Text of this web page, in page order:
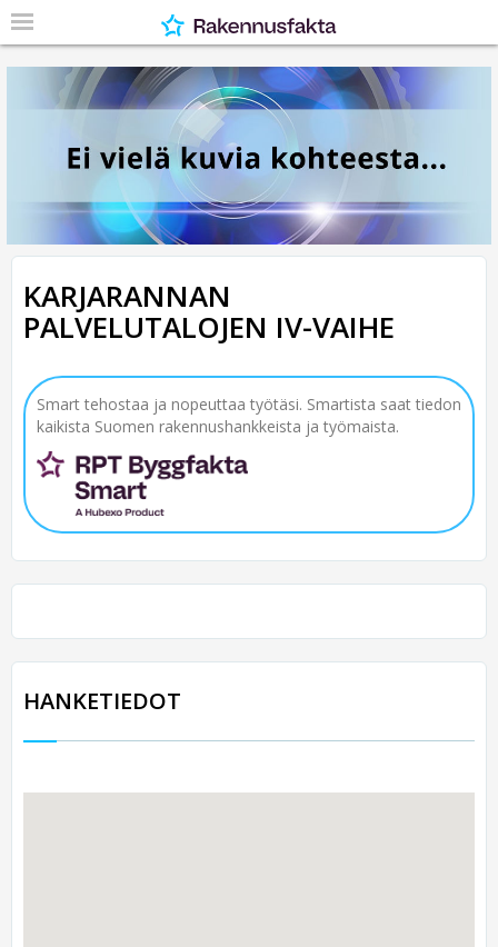
KARJARANNAN
PALVELUTALOJEN IV-VAIHE
Smart tehostaa ja nopeuttaa työtäsi. Smartista saat tiedon
kaikista Suomen rakennushankkeista ja työmaista.
HANKETIEDOT